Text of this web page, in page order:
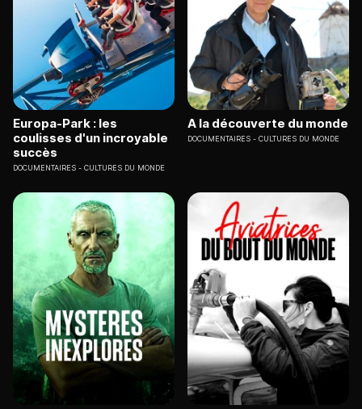
Europa-Park : les
coulisses d'un incroyable
succès
DOCUMENTAIRES CULTURES DU MONDE
A la découverte du monde
DOCUMENTAIRES CULTURES DU MONDE